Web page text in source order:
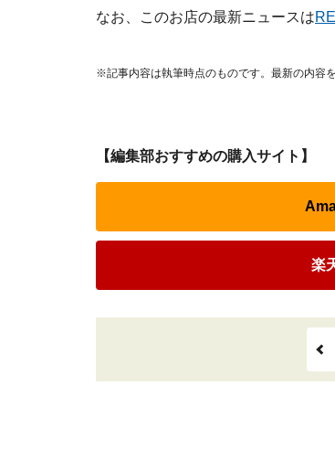
なお、このお店の最新ニュースは
※記事内容は執筆時点のものです。最新の内容を
【編集部おすすめの購入サイト】
楽